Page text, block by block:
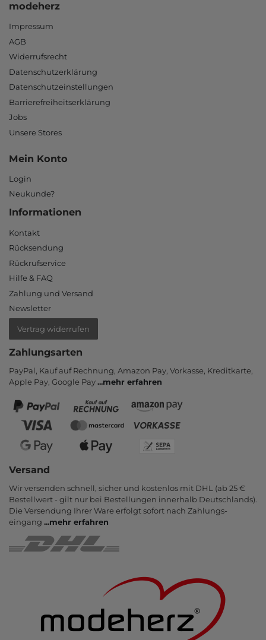
modeherz
Impressum
AGB
Widerrufsrecht
Datenschutzerklärung
Datenschutzeinstellungen
Barrierefreiheitserklärung
Jobs
Unsere Stores
Mein Konto
Login
Neukunde?
Informationen
Kontakt
Rücksendung
Rückrufservice
Hilfe & FAQ
Zahlung und Versand
Newsletter
Vertrag widerrufen
Zahlungsarten
PayPal, Kauf auf Rechnung, Amazon Pay, Vor­kasse, Kredit­karte,
Apple Pay, Google Pay...mehr erfahren
Versand
Wir versenden schnell, sicher und kostenlos mit DHL (ab 25 €
Bestell­wert - gilt nur bei Bestel­lungen inner­halb Deutsch­lands).
Die Ver­sendung Ihrer Ware er­folgt sofort nach Zahlungs­
eingang ...mehr erfahren